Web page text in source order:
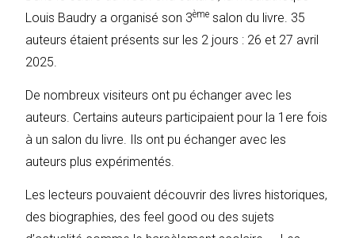
Louis Baudry a organisé son 3ème salon du livre. 35
auteurs étaient présents sur les 2 jours : 26 et 27 avril
2025.
De nombreux visiteurs ont pu échanger avec les
auteurs. Certains auteurs participaient pour la 1ere fois
à un salon du livre. Ils ont pu échanger avec les
auteurs plus expérimentés.
Les lecteurs pouvaient découvrir des livres historiques,
des biographies, des feel good ou des sujets